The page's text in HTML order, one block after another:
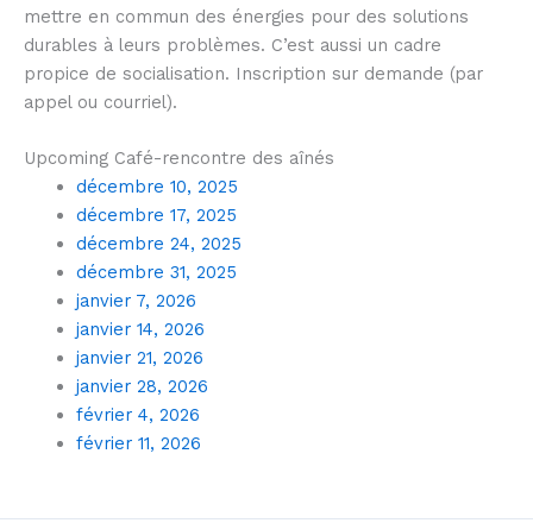
mettre en commun des énergies pour des solutions
durables à leurs problèmes. C’est aussi un cadre
propice de socialisation. Inscription sur demande (par
appel ou courriel).
Upcoming Café-rencontre des aînés
décembre 10, 2025
décembre 17, 2025
décembre 24, 2025
décembre 31, 2025
janvier 7, 2026
janvier 14, 2026
janvier 21, 2026
janvier 28, 2026
février 4, 2026
février 11, 2026